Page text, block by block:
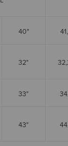
40"
32"
33"
43"